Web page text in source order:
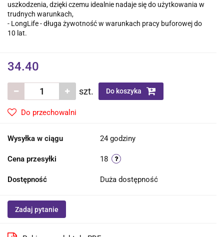
uszkodzenia, dzięki czemu idealnie nadaje się do użytkowania w
trudnych warunkach,
- LongLife - długa żywotność w warunkach pracy buforowej do
10 lat.
34.40
szt. Do koszyka
Do przechowalni
Wysyłka w ciągu 24 godziny
Cena przesyłki 18
Dostępność Duża dostępność
Zadaj pytanie